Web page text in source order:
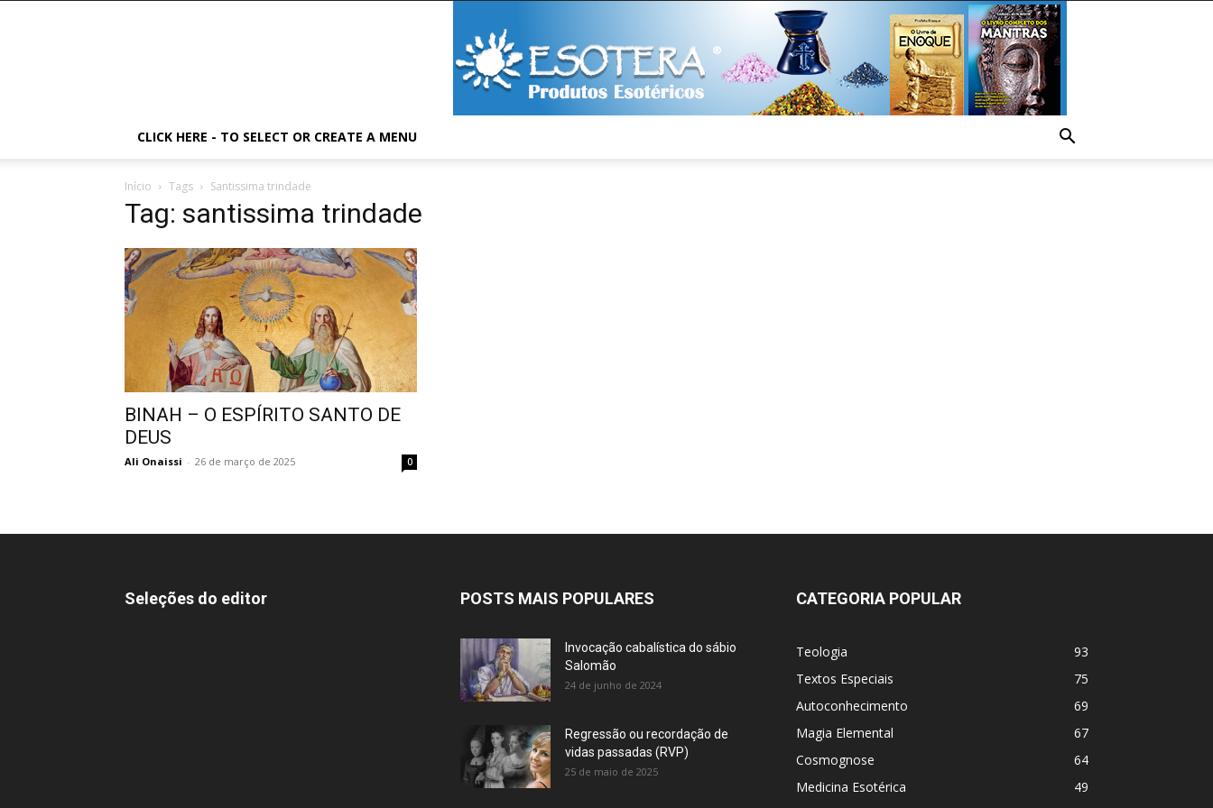
CLICK HERE - TO SELECT OR CREATE A MENU
Início Tags Santissima trindade
Tag: santissima trindade
BINAH – O ESPÍRITO SANTO DE
DEUS
Ali Onaissi - 26 de março de 2025 0
Seleções do editor POSTS MAIS POPULARES
Invocação cabalística do sábio
Salomão
24 de junho de 2024
Regressão ou recordação de
vidas passadas (RVP)
25 de maio de 2025
CATEGORIA POPULAR
Teologia
93
Textos Especiais
75
Autoconhecimento
69
Magia Elemental
67
Cosmognose
64
Medicina Esotérica
49